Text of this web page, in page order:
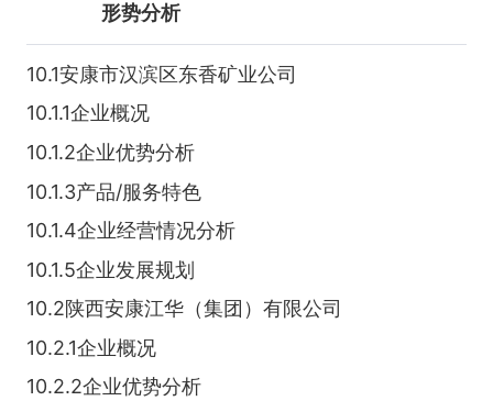
形势分析
10.1安康市汉滨区东香矿业公司
10.1.1企业概况
10.1.2企业优势分析
10.1.3产品/服务特色
10.1.4企业经营情况分析
10.1.5企业发展规划
10.2陕西安康江华（集团）有限公司
10.2.1企业概况
10.2.2企业优势分析